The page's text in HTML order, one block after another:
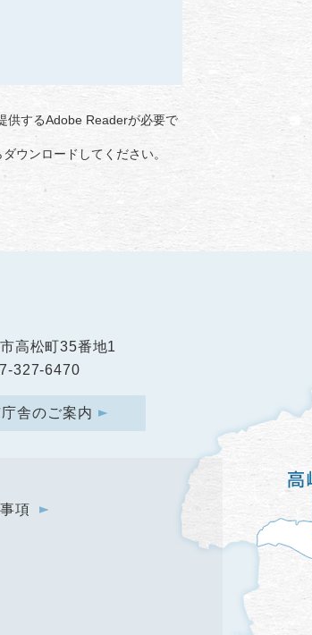
供するAdobe Readerが必要で
ウンロードしてください。
高松町35番地1
327-6470
舎のご案内
項